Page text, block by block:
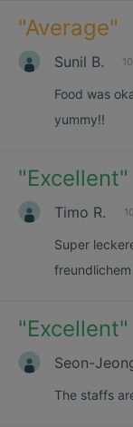
"Average"
Sunil B.
Food was
yummy!!
"Excellent"
Timo R.
Super
"Excellent"
Seon-
The staffs